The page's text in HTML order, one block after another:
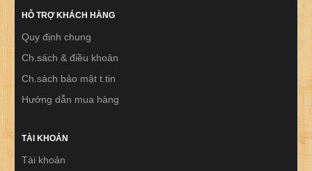
HỖ TRỢ KHÁCH HÀNG
Quy định chung
Ch.sách & điều khoản
Ch.sách bảo mật t.tin
Hướng dẫn mua hàng
TÀI KHOẢN
Tài khoản